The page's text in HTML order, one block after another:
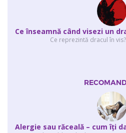
Ce reprezintă dracul în